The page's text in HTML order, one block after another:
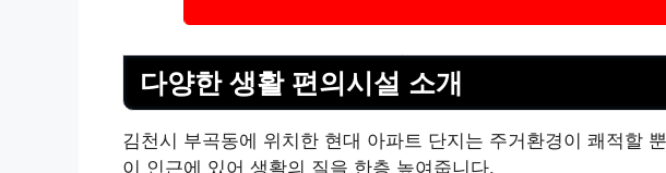
다양한 생활 편의시설 소개
김천시 부곡동에 위치한 현대 아파트 단지는 주거환경이 쾌적할
이 인근에 있어 생활의 질을 한층 높여줍니다.